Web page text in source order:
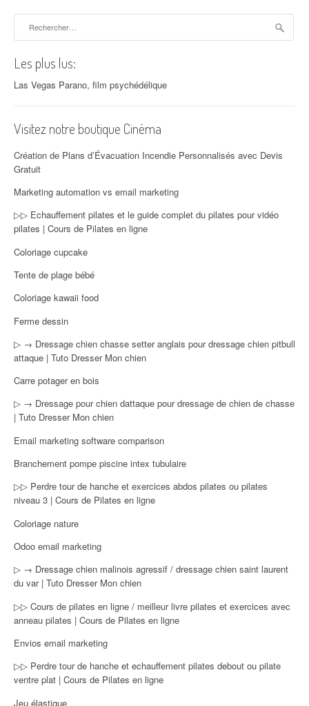
Les plus lus:
Las Vegas Parano, film psychédélique
Visitez notre boutique Cinéma
Création de Plans d’Évacuation Incendie Personnalisés avec Devis
Gratuit
Marketing automation vs email marketing
▷▷ Echauffement pilates et le guide complet du pilates pour vidéo
pilates | Cours de Pilates en ligne
Coloriage cupcake
Tente de plage bébé
Coloriage kawaii food
Ferme dessin
▷ → Dressage chien chasse setter anglais pour dressage chien pitbull
attaque | Tuto Dresser Mon chien
Carre potager en bois
▷ → Dressage pour chien dattaque pour dressage de chien de chasse
| Tuto Dresser Mon chien
Email marketing software comparison
Branchement pompe piscine intex tubulaire
▷▷ Perdre tour de hanche et exercices abdos pilates ou pilates
niveau 3 | Cours de Pilates en ligne
Coloriage nature
Odoo email marketing
▷ → Dressage chien malinois agressif / dressage chien saint laurent
du var | Tuto Dresser Mon chien
▷▷ Cours de pilates en ligne / meilleur livre pilates et exercices avec
anneau pilates | Cours de Pilates en ligne
Envios email marketing
▷▷ Perdre tour de hanche et echauffement pilates debout ou pilate
ventre plat | Cours de Pilates en ligne
Jeu élastique